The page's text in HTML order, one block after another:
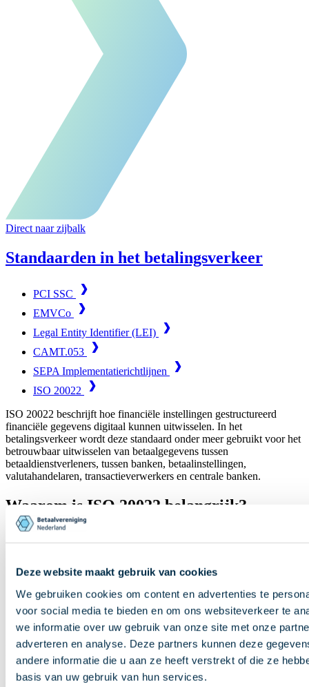
Deze website maakt gebruik van cookies
We gebruiken cookies om content en advertenties te
voor social media te bieden en om ons websiteverkeer te
we informatie over uw gebruik van onze site met onze
adverteren en analyse. Deze partners kunnen deze
andere informatie die u aan ze heeft verstrekt of die ze
basis van uw gebruik van hun services.
Direct naar zijbalk
Standaarden in het betalingsverkeer
PCI SSC
EMVCo
Legal Entity Identifier (LEI)
CAMT.053
SEPA Implementatierichtlijnen
ISO 20022
ISO 20022 beschrijft hoe financiële instellingen gestructureerd
financiële gegevens digitaal kunnen uitwisselen. In het
betalingsverkeer wordt deze standaard onder meer gebruikt voor het
betrouwbaar uitwisselen van betaalgegevens tussen
betaaldienstverleners, tussen banken, betaalinstellingen,
valutahandelaren, transactieverwerkers en centrale banken.
Waarom is ISO 20022 belangrijk?
dezelfde taal.
op fouten.
fraudebestrijding.
Toekomstbestendig:makkelijk schaalbaar voor nieuwe
diensten en producten.
ISO 20022 in Nederland
De Betaalvereniging ondersteunt banken en andere marktpartijen bij